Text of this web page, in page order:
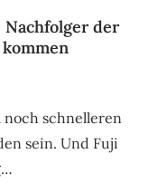
Nachfolger der
noch schnelleren
sein. Und Fuji